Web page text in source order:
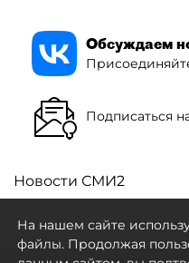
Обсуждаем
Подписаться
Новости СМИ2
На нашем сайте
файлы. Продолжая